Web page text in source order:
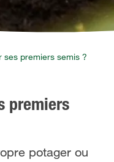
ses premiers semis ?
premiers
potager ou